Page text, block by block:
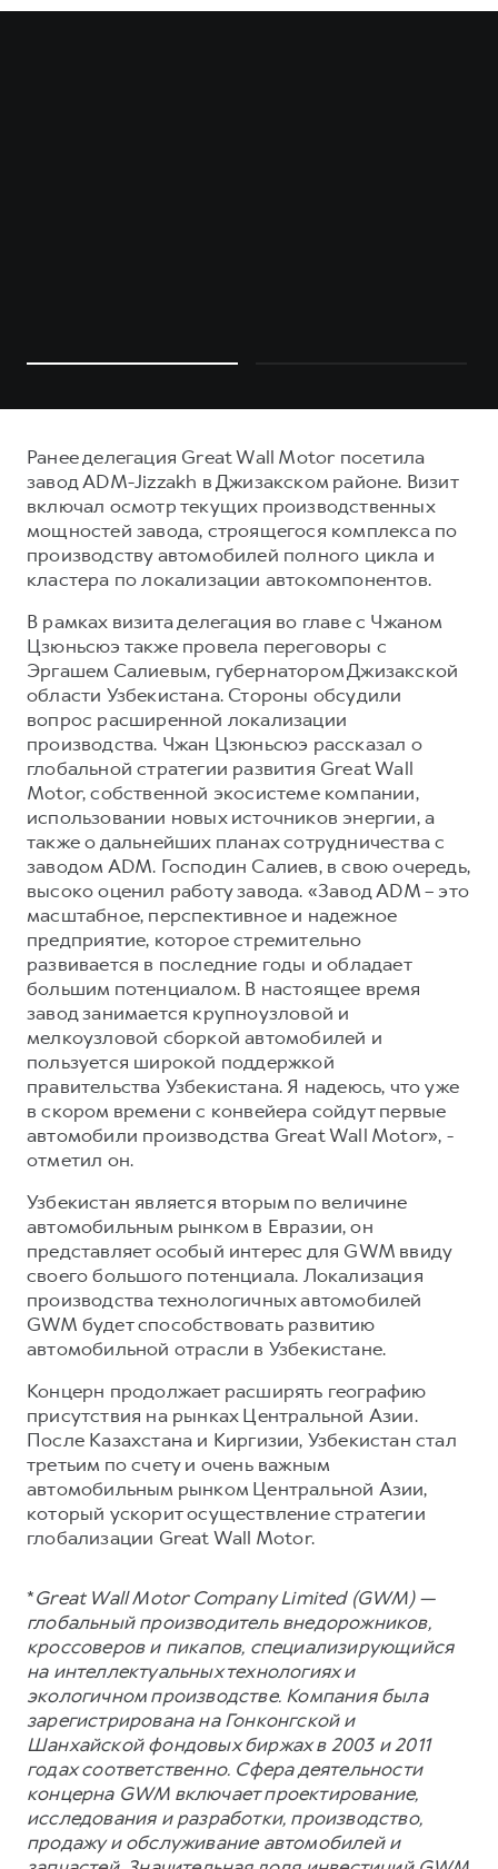
Ранее делегация Great Wall Motor посетила
завод ADM-Jizzakh в Джизакском районе. Визит
включал осмотр текущих производственных
мощностей завода, строящегося комплекса по
производству автомобилей полного цикла и
кластера по локализации автокомпонентов.
В рамках визита делегация во главе с Чжаном
Цзюньсюэ также провела переговоры с
Эргашем Салиевым, губернатором Джизакской
области Узбекистана. Стороны обсудили
вопрос расширенной локализации
производства. Чжан Цзюньсюэ рассказал о
глобальной стратегии развития Great Wall
Motor, собственной экосистеме компании,
использовании новых источников энергии, а
также о дальнейших планах сотрудничества с
заводом ADM. Господин Салиев, в свою очередь,
высоко оценил работу завода. «Завод ADM – это
масштабное, перспективное и надежное
предприятие, которое стремительно
развивается в последние годы и обладает
большим потенциалом. В настоящее время
завод занимается крупноузловой и
мелкоузловой сборкой автомобилей и
пользуется широкой поддержкой
правительства Узбекистана. Я надеюсь, что уже
в скором времени с конвейера сойдут первые
автомобили производства Great Wall Motor», -
отметил он.
Узбекистан является вторым по величине
автомобильным рынком в Евразии, он
представляет особый интерес для GWM ввиду
своего большого потенциала. Локализация
производства технологичных автомобилей
GWM будет способствовать развитию
автомобильной отрасли в Узбекистане.
Концерн продолжает расширять географию
присутствия на рынках Центральной Азии.
После Казахстана и Киргизии, Узбекистан стал
третьим по счету и очень важным
автомобильным рынком Центральной Азии,
который ускорит осуществление стратегии
глобализации Great Wall Motor.
*Great Wall Motor Company Limited (GWM) —
глобальный производитель внедорожников,
кроссоверов и пикапов, специализирующийся
на интеллектуальных технологиях и
экологичном производстве. Компания была
зарегистрирована на Гонконгской и
Шанхайской фондовых биржах в 2003 и 2011
годах соответственно. Сфера деятельности
концерна GWM включает проектирование,
исследования и разработки, производство,
продажу и обслуживание автомобилей и